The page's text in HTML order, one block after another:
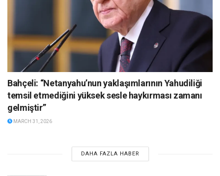
Bahçeli: “Netanyahu’nun yaklaşımlarının Yahudiliği
temsil etmediğini yüksek sesle haykırması zamanı
gelmiştir”
MARCH 31, 2026
DAHA FAZLA HABER